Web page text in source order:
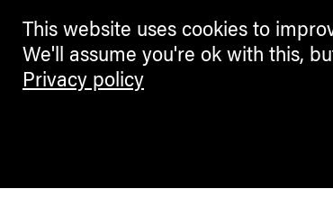
This website uses cookies to
We'll assume you're ok with this,
Privacy policy